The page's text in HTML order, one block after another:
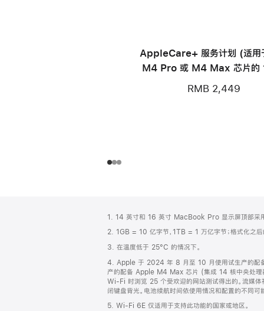
AppleCare+ 服务计划 (适用
M4 Pro 或 M4 Max 芯片的
RMB 2,449
页
脚
注
1. 14 英寸和 16 英寸 MacBook Pro 显示屏顶部采用
2. 1GB = 10 亿字节，1TB = 1 万亿字节；格式化之后
3. 在温度低于 25°C 的情况下。
4. Apple 于 2024 年 8 月至 10 月使用试生产的配
产的配备 Apple M4 Max 芯片 (集成 14 核中央处理
Wi-Fi 时浏览 25 个受欢迎的网站测试得出的。流媒
闭键盘背光。电池续航时间依使用情况和配置的不同可
5. Wi-Fi 6E 仅适用于支持此功能的国家或地区。